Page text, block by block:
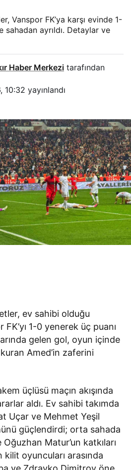
Vanspor FK’ya karşı evinde 1-
ayrıldı. Detaylar ve
Haber Merkezi tarafından
10:32 yayınlandı
ev sahibi olduğu
1-0 yenerek üç puanı
gelen gol, oyun içinde
Amed’in zaferini
üçlüsü maçın akışında
aldı. Ev sahibi takımda
Uçar ve Mehmet Yeşil
güçlendirdi; orta sahada
Matur’un katkıları
oyuncuları arasında